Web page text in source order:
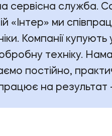
сервісна служба.
«Інтер» ми
Компанії
техніку.
постійно,
на результат